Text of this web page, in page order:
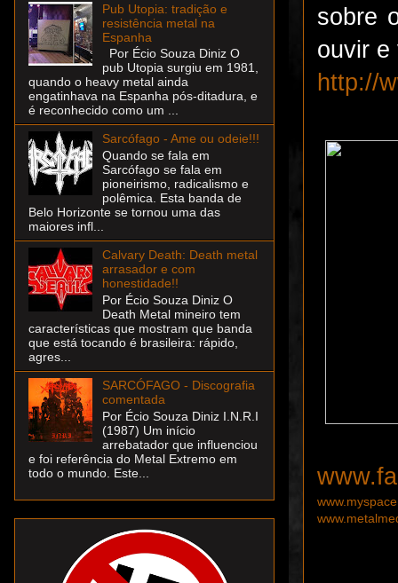
sobre
ouvir e
http://
Pub Utopia: tradição e
resistência metal na
Espanha
Por Écio Souza Diniz O
pub Utopia surgiu em 1981,
quando o heavy metal ainda
engatinhava na Espanha pós-ditadura, e
é reconhecido como um ...
Sarcófago - Ame ou odeie!!!
Quando se fala em
Sarcófago se fala em
pioneirismo, radicalismo e
polêmica. Esta banda de
Belo Horizonte se tornou uma das
maiores infl...
Calvary Death: Death metal
arrasador e com
honestidade!!
Por Écio Souza Diniz O
Death Metal mineiro tem
características que mostram que banda
que está tocando é brasileira: rápido,
agres...
SARCÓFAGO - Discografia
comentada
Por Écio Souza Diniz I.N.R.I
(1987) Um início
arrebatador que influenciou
e foi referência do Metal Extremo em
todo o mundo. Este...